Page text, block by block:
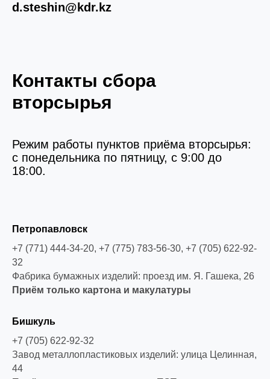
d.steshin@kdr.kz
Контакты сбора
вторсырья
Режим работы пунктов приёма вторсырья:
с понедельника по пятницу, с 9:00 до
18:00.
Петропавловск
+7 (771) 444-34-20, +7 (775) 783-56-30, +7 (705) 622-92-
32
Фабрика бумажных изделий: проезд им. Я. Гашека, 26
Приём только картона и макулатуры
Бишкуль
+7 (705) 622-92-32
Завод металлопластиковых изделий: улица Целинная,
44